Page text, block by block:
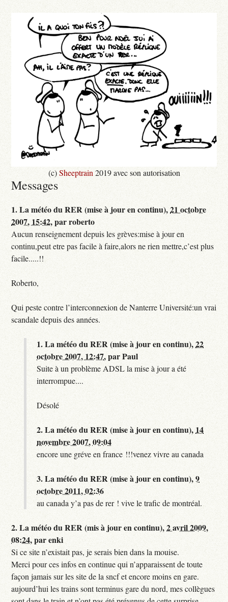
(c)Sheeptrain 2019 avec son autorisation
Messages
1.La météo du RER (mise à jour en continu),21 octobre
2007, 15:42,parroberto
Aucun renseignement depuis les grèves:mise à jour en
continu,peut etre pas facile à faire,alors ne rien mettre,c’est plus
facile.....!!
Roberto,
Qui peste contre l’interconnexion de Nanterre Université:un vrai
scandale depuis des années.
1.La météo du RER (mise à jour en continu),22
octobre 2007, 12:47,parPaul
Suite à un problème ADSL la mise à jour a été
interrompue....
Désolé
2.La météo du RER (mise à jour en continu), 14
novembre 2007, 09:04
encore une gréve en france !!!venez vivre au canada
3.La météo du RER (mise à jour en continu),9
octobre 2011, 02:36
au canada y’a pas de rer ! vive le trafic de montréal.
2.La météo du RER (mis à jour en continu),2 avril 2009,
08:24,parenki
Si ce site n’existait pas, je serais bien dans la mouise.
Merci pour ces infos en continue qui n’apparaissent de toute
façon jamais sur les site de la sncf et encore moins en gare.
aujourd’hui les trains sont terminus gare du nord, mes collègues